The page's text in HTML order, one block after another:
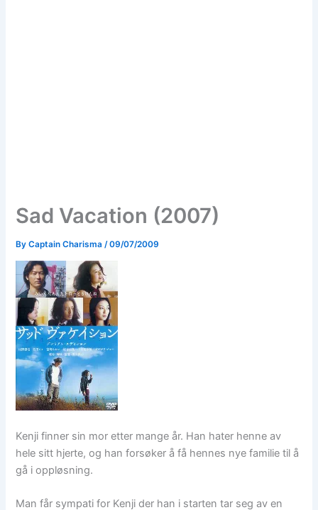
Sad Vacation (2007)
ByCaptain Charisma /09/07/2009
Kenji finner sin mor etter mange år. Han hater henne av
hele sitt hjerte, og han forsøker å få hennes nye familie til å
gå i oppløsning.
Man får sympati for Kenji der han i starten tar seg av en